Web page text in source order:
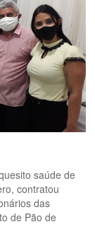
saúde de
contratou
das
de Pão de